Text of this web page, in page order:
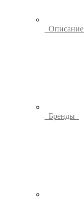
Описание
Бренды